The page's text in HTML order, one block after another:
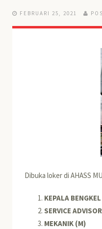
FEBRUARI 25, 2021
Dibuka loker di AHASS
KEPALA
SERVICE
MEKANIK (M)